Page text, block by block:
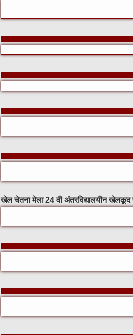
खेल चेतना मेला 24 वी अंतरविद्यालयीन खेलकूद